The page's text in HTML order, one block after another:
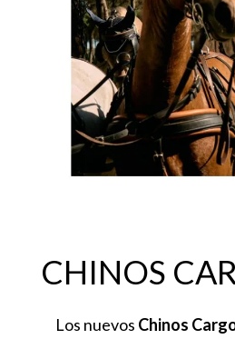
CHINOS
Los nuevos Chinos